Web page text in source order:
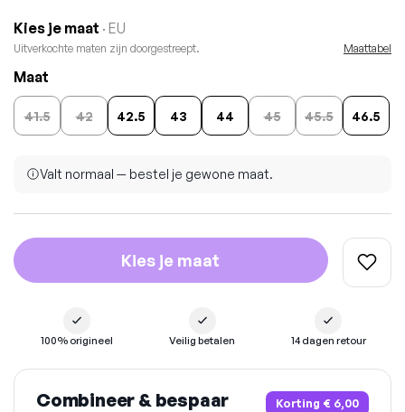
Kies je maat · EU
Uitverkochte maten zijn doorgestreept. Maattabel
Maat
41.5 42 42.5 43 44 45 45.5 46.5
Valt normaal — bestel je gewone maat.
Kies je maat
100% origineel Veilig betalen 14 dagen retour
Combineer & bespaar Korting € 6,00